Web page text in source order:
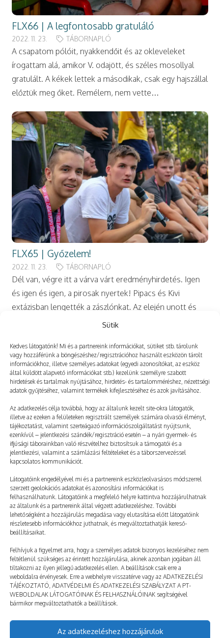
Sütik
Kedves látogatónk! Mi és a partnereink információkat, sütiket stb. tárolunk
vagy hozzáférünk a böngészéshez/regisztrációhoz használt eszközön tárolt
információkhoz, illetve személyes adatokat (egyedi azonosítókat, az eszköz
által küldött alapvető információkat stb.) kezelünk személyre szabott
hirdetések és tartalmak nyújtásához, hirdetés- és tartalomméréshez, nézettségi
adatok gyűjtéséhez, valamint termékek kifejlesztéséhez és azok javításához.
Az adatkezelés célja továbbá, hogy az általunk kezelt site-okra látogatók,
illetve az ezeken a felületeken regisztrált személyek számára olvasói élményt,
tájékoztatást, valamint szerteágazó információszolgáltatást nyújtsunk,
ezenkívül – jelentkezési szándék/regisztráció esetén – a nyári gyermek- és
ifjúsági táborainkban való részvételhez biztosítsuk a támogatói és a
jelentkezési, valamint a számlázási feltételeket és a táborszervezéssel
kapcsolatos kommunikációt.
Látogatóink engedélyével mi és a partnereink eszközleolvasásos módszerrel
szerzett geolokációs adatokat és azonosítási információkat is
felhasználhatunk. Látogatóink a megfelelő helyre kattintva hozzájárulhatnak
az általunk és a partnereink által végzett adatkezeléshez. További
lehetőségként a hozzájárulás megadása vagy elutasítása előtt látogatóink
részletesebb információkhoz juthatnak, és megváltoztathatják kereső-
beállításaikat.
Felhívjuk a figyelmet arra, hogy a személyes adatok bizonyos kezeléséhez nem
feltétlenül szükséges az érintett hozzájárulása, akinek azonban jogában áll
tiltakozni az ilyen jellegű adatkezelés ellen. A beállítások csak erre a
weboldalra érvényesek. Erre a webhelyre visszatérve vagy az ADATKEZELÉSI
TÁJÉKOZTATÓ, ADATVÉDELMI ÉS ADATKEZELÉSI SZABÁLYZAT A PT-
WEBOLDALAK LÁTOGATÓINAK ÉS FELHASZNÁLÓINAK segítségével
bármikor megváltoztathatók a beállítások.
Az adatkezeléshez hozzájárulok
FLX66 | A legfontosabb gratuláló
2022. 11. 23. TÁBORNAPLÓ
A csapatom pólóit, nyakkendőit és az okleveleket
írogattam alá, amikor V. odajött, és széles mosollyal
gratulált. A kékek lettek a másodikak, csak egy hajszállal
előztük meg őket. Remélem, nem vette…
FLX65 | Győzelem!
2022. 11. 23. TÁBORNAPLÓ
Dél van, végre itt a várva várt eredményhirdetés. Igen
és igen és igen, a pirosak nyertek! Pipacs és Kivi
extázisban lengették a zászlónkat. Az elején unott és
FLX64 | Divatbemutató, PT-show
2022. 11. 23. TÁBORNAPLÓ
Délelőtt volt a táborzáró PEOPLE TEAM-show. Első
körben divatbemutatót tartottunk a talált tárgyakból.
Teddy az egyik kezére egy 34-es méretű, fél pár
papucsot húzott, a másikra meg egy bokszkesztyűt. A…
Még több